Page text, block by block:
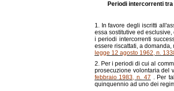
Periodi intercorrenti
1. In favore degli iscritti
essa sostitutive ed
i periodi intercorrenti
essere riscattati, a
legge 12 agosto 1962, n.
2. Per i periodi di cui al
prosecuzione volontaria del
febbraio 1983, n. 47 . Per
quinquennio ad uno dei